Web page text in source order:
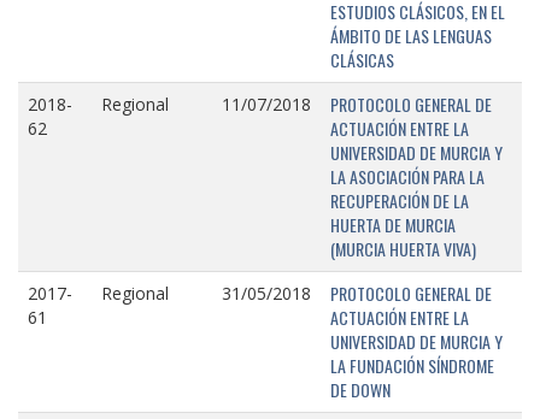
ESTUDIOS CLÁSICOS, EN EL
ÁMBITO DE LAS LENGUAS
CLÁSICAS
2018-
62
Regional 11/07/2018
PROTOCOLO GENERAL DE
ACTUACIÓN ENTRE LA
UNIVERSIDAD DE MURCIA Y
LA ASOCIACIÓN PARA LA
RECUPERACIÓN DE LA
HUERTA DE MURCIA
(MURCIA HUERTA VIVA)
2017-
61
Regional 31/05/2018
PROTOCOLO GENERAL DE
ACTUACIÓN ENTRE LA
UNIVERSIDAD DE MURCIA Y
LA FUNDACIÓN SÍNDROME
DE DOWN